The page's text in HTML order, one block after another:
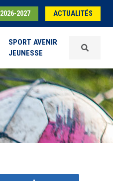
2027 ACTUALITÉS
SPORT AVENIR
JEUNESSE